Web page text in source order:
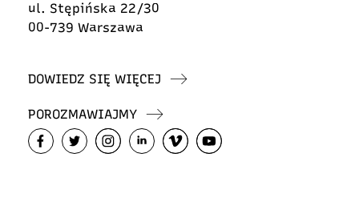
ul. Stępińska 22/30
00-739 Warszawa
DOWIEDZ SIĘ WIĘCEJ
POROZMAWIAJMY